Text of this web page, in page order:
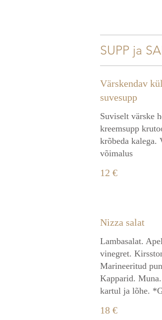
SUPP ja
Värskendav
suvesupp
Suviselt värske
kreemsupp
krõbeda kalega.
võimalus
12 €
Nizza salat
Lambasalat.
vinegret.
Marineeritud
Kapparid.
kartul ja lõhe.
18 €